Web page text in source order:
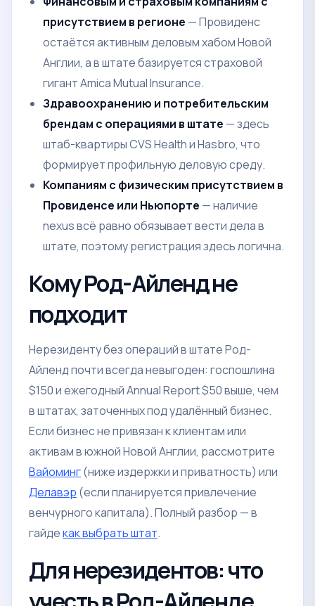
присутствием в регионе — Провиденс
остаётся активным деловым хабом Новой
Англии, а в штате базируется страховой
гигант Amica Mutual Insurance.
Здравоохранению и потребительским
брендам с операциями в штате — здесь
штаб-квартиры CVS Health и Hasbro, что
формирует профильную деловую среду.
Компаниям с физическим присутствием в
Провиденсе или Ньюпорте — наличие
nexus всё равно обязывает вести дела в
штате, поэтому регистрация здесь логична.
Кому Род-Айленд не
подходит
Нерезиденту без операций в штате Род-
Айленд почти всегда невыгоден: госпошлина
$150 и ежегодный Annual Report $50 выше, чем
в штатах, заточенных под удалённый бизнес.
Если бизнес не привязан к клиентам или
активам в южной Новой Англии, рассмотрите
Вайоминг(ниже издержки и приватность) или
Делавэр (если планируется привлечение
венчурного капитала). Полный разбор — в
гайдекак выбрать штат.
Для нерезидентов: что